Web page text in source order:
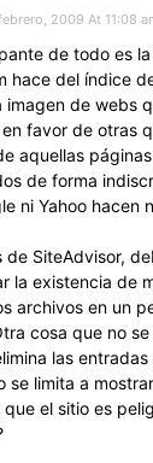
2009 At 11:08
de todo es
hace del índice
imagen de webs
favor de otras
aquellas
de forma
ni Yahoo hacen
de SiteAdvisor,
la existencia de
archivos en un
cosa que no
las
se limita a
el sitio es